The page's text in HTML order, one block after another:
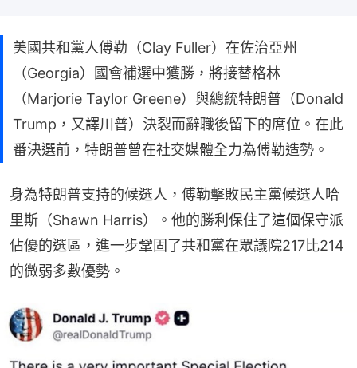
美國共和黨人傅勒（Clay Fuller）在佐治亞州
（Georgia）國會補選中獲勝，將接替格林
（Marjorie Taylor Greene）與總統特朗普（Donald
Trump，又譯川普）決裂而辭職後留下的席位。在此
番決選前，特朗普曾在社交媒體全力為傅勒造勢。
身為特朗普支持的候選人，傅勒擊敗民主黨候選人哈
里斯（Shawn Harris）。他的勝利保住了這個保守派
佔優的選區，進一步鞏固了共和黨在眾議院217比214
的微弱多數優勢。